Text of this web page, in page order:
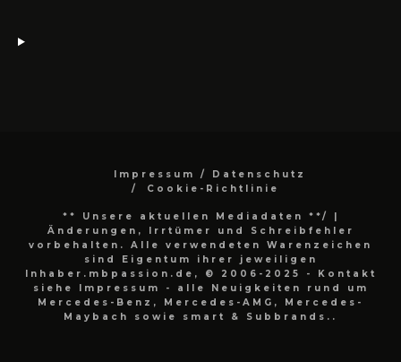
Impressum / Datenschutz
Cookie-Richtlinie
** Unsere aktuellen Mediadaten **/
Änderungen, Irrtümer und Schreibfehler
vorbehalten. Alle verwendeten Warenzeichen
sind Eigentum ihrer jeweiligen
Inhaber.mbpassion.de, © 2006-2025 - Kontakt
siehe Impressum - alle Neuigkeiten rund um
Mercedes-Benz, Mercedes-AMG, Mercedes-
Maybach sowie smart & Subbrands..